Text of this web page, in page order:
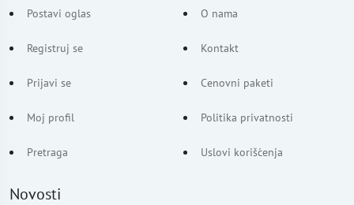
Postavi oglas
Registruj se
Prijavi se
Moj profil
Pretraga
O nama
Kontakt
Cenovni paketi
Politika privatnosti
Uslovi korišćenja
Novosti